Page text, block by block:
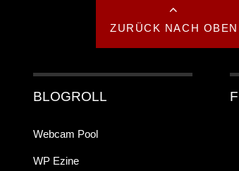
ZURÜCK NACH OBEN
BLOGROLL
Webcam Pool
WP Ezine